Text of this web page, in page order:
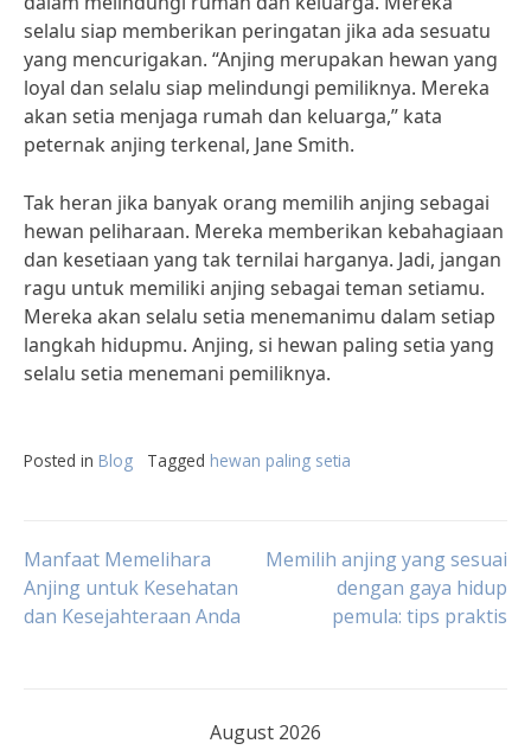
selalu siap memberikan peringatan jika ada sesuatu
yang mencurigakan. “Anjing merupakan hewan yang
loyal dan selalu siap melindungi pemiliknya. Mereka
akan setia menjaga rumah dan keluarga,” kata
peternak anjing terkenal, Jane Smith.
Tak heran jika banyak orang memilih anjing sebagai
hewan peliharaan. Mereka memberikan kebahagiaan
dan kesetiaan yang tak ternilai harganya. Jadi, jangan
ragu untuk memiliki anjing sebagai teman setiamu.
Mereka akan selalu setia menemanimu dalam setiap
langkah hidupmu. Anjing, si hewan paling setia yang
selalu setia menemani pemiliknya.
Posted in Blog Tagged hewan paling setia
Post
navigation
Manfaat Memelihara
Anjing untuk Kesehatan
dan Kesejahteraan Anda
Memilih anjing yang sesuai
dengan gaya hidup
pemula: tips praktis
August 2026